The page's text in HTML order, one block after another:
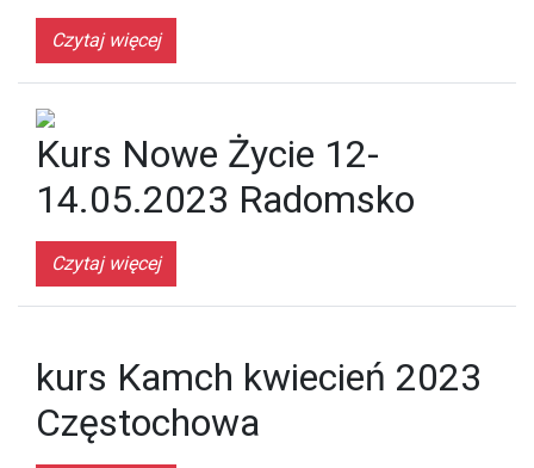
Czytaj więcej
Kurs Nowe Życie 12-
14.05.2023 Radomsko
Czytaj więcej
kurs Kamch kwiecień 2023
Częstochowa